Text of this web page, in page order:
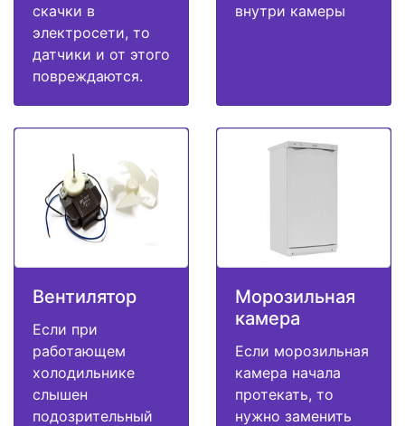
скачки в
электросети, то
датчики и от этого
повреждаются.
внутри камеры
Вентилятор
Если при
работающем
холодильнике
слышен
подозрительный
Морозильная
камера
Если морозильная
камера начала
протекать, то
нужно заменить